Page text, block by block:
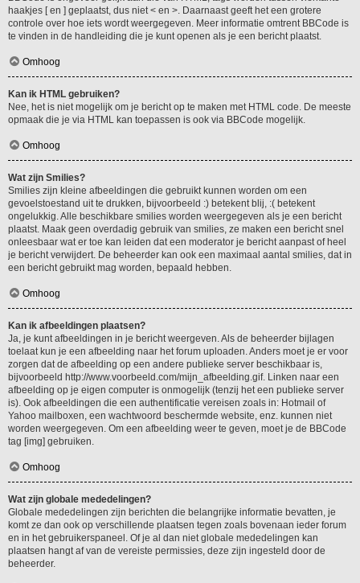
haakjes [ en ] geplaatst, dus niet < en >. Daarnaast geeft het een grotere
controle over hoe iets wordt weergegeven. Meer informatie omtrent BBCode is
te vinden in de handleiding die je kunt openen als je een bericht plaatst.
Omhoog
Kan ik HTML gebruiken?
Nee, het is niet mogelijk om je bericht op te maken met HTML code. De meeste
opmaak die je via HTML kan toepassen is ook via BBCode mogelijk.
Omhoog
Wat zijn Smilies?
Smilies zijn kleine afbeeldingen die gebruikt kunnen worden om een
gevoelstoestand uit te drukken, bijvoorbeeld :) betekent blij, :( betekent
ongelukkig. Alle beschikbare smilies worden weergegeven als je een bericht
plaatst. Maak geen overdadig gebruik van smilies, ze maken een bericht snel
onleesbaar wat er toe kan leiden dat een moderator je bericht aanpast of heel
je bericht verwijdert. De beheerder kan ook een maximaal aantal smilies, dat in
een bericht gebruikt mag worden, bepaald hebben.
Omhoog
Kan ik afbeeldingen plaatsen?
Ja, je kunt afbeeldingen in je bericht weergeven. Als de beheerder bijlagen
toelaat kun je een afbeelding naar het forum uploaden. Anders moet je er voor
zorgen dat de afbeelding op een andere publieke server beschikbaar is,
bijvoorbeeld http://www.voorbeeld.com/mijn_afbeelding.gif. Linken naar een
afbeelding op je eigen computer is onmogelijk (tenzij het een publieke server
is). Ook afbeeldingen die een authentificatie vereisen zoals in: Hotmail of
Yahoo mailboxen, een wachtwoord beschermde website, enz. kunnen niet
worden weergegeven. Om een afbeelding weer te geven, moet je de BBCode
tag [img] gebruiken.
Omhoog
Wat zijn globale mededelingen?
Globale mededelingen zijn berichten die belangrijke informatie bevatten, je
komt ze dan ook op verschillende plaatsen tegen zoals bovenaan ieder forum
en in het gebruikerspaneel. Of je al dan niet globale mededelingen kan
plaatsen hangt af van de vereiste permissies, deze zijn ingesteld door de
beheerder.